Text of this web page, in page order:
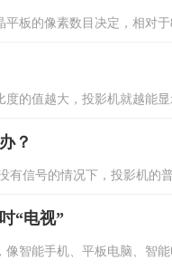
板的像素数目决定，相对
的值越大，投影机就越能
？
有信号的情况下，投影机的
“电视”
智能手机、平板电脑、智